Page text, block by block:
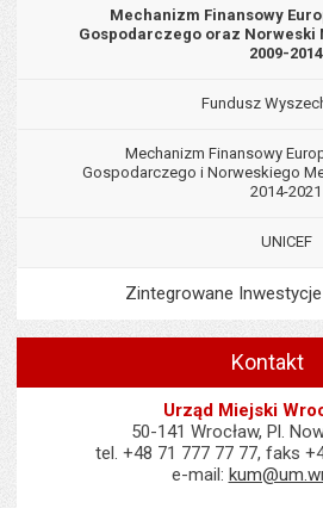
Mechanizm Finansowy
Gospodarczego oraz Norweski
2009-2014
Fundusz
Mechanizm Finansowy
Gospodarczego i Norweskiego
2014-2021
UNICEF
Zintegrowane
Kontakt
Urząd Miejski
50-141 Wrocław, Pl.
tel. +48 71 777 77 77, faks
e-mail: